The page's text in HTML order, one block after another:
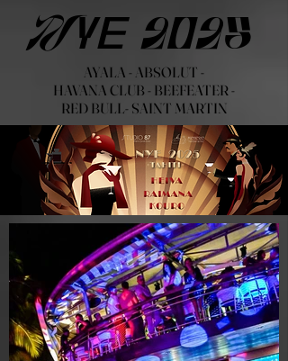
Nye 2025
AYALA - ABSOLUT -
HAVANA CLUB - BEEFEATER -
RED BULL- SAINT MARTIN